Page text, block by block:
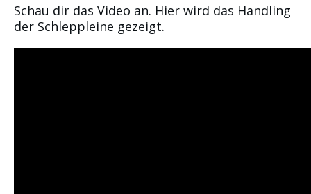
Schau dir das Video an. Hier wird das Handling
der Schleppleine gezeigt.